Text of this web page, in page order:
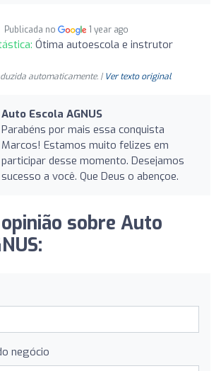
Publicada no 1 year ago
Ótima autoescola e instrutor
automaticamente. | Ver texto original
Auto Escola AGNUS
Parabéns por mais essa conquista
Marcos! Estamos muito felizes em
participar desse momento. Desejamos
sucesso a você. Que Deus o abençoe.
sobre Auto
negócio